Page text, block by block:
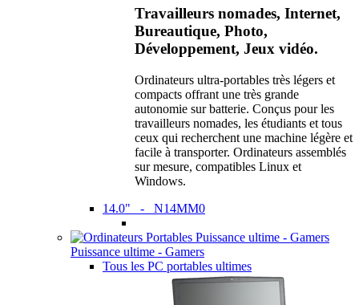
Travailleurs nomades, Internet,
Bureautique, Photo,
Développement, Jeux vidéo.
Ordinateurs ultra-portables très légers et
compacts offrant une très grande
autonomie sur batterie. Conçus pour les
travailleurs nomades, les étudiants et tous
ceux qui recherchent une machine légère et
facile à transporter. Ordinateurs assemblés
sur mesure, compatibles Linux et
Windows.
14.0" - N14MM0
Puissance ultime - Gamers
Tous les PC portables ultimes